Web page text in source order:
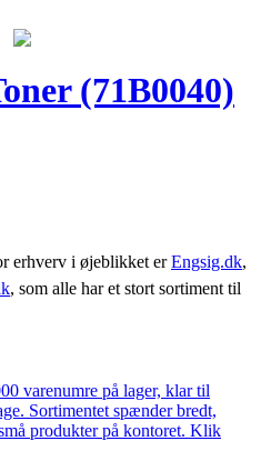
(71B0040)
erhverv i øjeblikket erEngsig.dk,
, som alle har et stort sortiment til
varenumre på lager, klar til
Sortimentet spænder bredt,
produkter på kontoret. Klik